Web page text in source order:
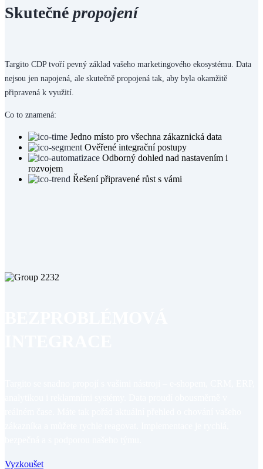
Skutečné propojení
Targito CDP tvoří pevný základ vašeho marketingového ekosystému. Data
nejsou jen napojená, ale skutečně propojená tak, aby byla okamžitě
připravená k využití.
Co to znamená:
Jedno místo pro všechna zákaznická data
Ověřené integrační postupy
Odborný dohled nad nastavením i
rozvojem
Řešení připravené růst s vámi
Vyzkoušet